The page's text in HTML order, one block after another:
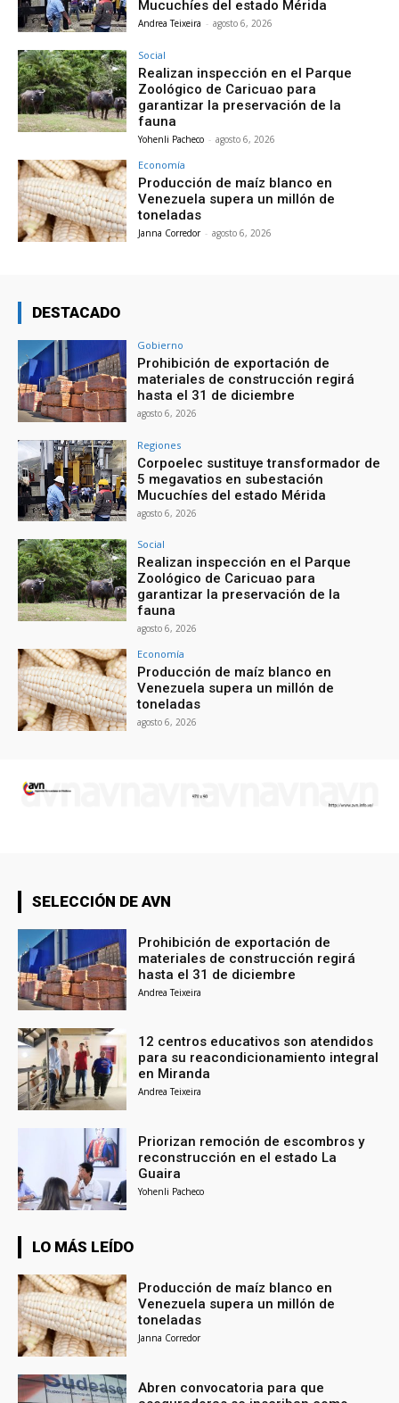
Mucuchíes del estado Mérida
Andrea Teixeira - agosto 6, 2026
Social
Realizan inspección en el Parque
Zoológico de Caricuao para
garantizar la preservación de la
fauna
Yohenli Pacheco - agosto 6, 2026
Economía
Producción de maíz blanco en
Venezuela supera un millón de
toneladas
Janna Corredor - agosto 6, 2026
DESTACADO
Gobierno
Prohibición de exportación de
materiales de construcción regirá
hasta el 31 de diciembre
agosto 6, 2026
Regiones
Corpoelec sustituye transformador de
5 megavatios en subestación
Mucuchíes del estado Mérida
agosto 6, 2026
Social
Realizan inspección en el Parque
Zoológico de Caricuao para
garantizar la preservación de la
fauna
agosto 6, 2026
Economía
Producción de maíz blanco en
Venezuela supera un millón de
toneladas
agosto 6, 2026
SELECCIÓN DE AVN
Prohibición de exportación de
materiales de construcción regirá
hasta el 31 de diciembre
Andrea Teixeira
12 centros educativos son atendidos
para su reacondicionamiento integral
en Miranda
Andrea Teixeira
Priorizan remoción de escombros y
reconstrucción en el estado La
Guaira
Yohenli Pacheco
LO MÁS LEÍDO
Producción de maíz blanco en
Venezuela supera un millón de
toneladas
Janna Corredor
Abren convocatoria para que